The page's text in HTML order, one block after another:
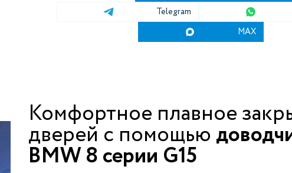
Telegram
MAX
Комфортное плавное
дверей с помощью
BMW 8 серии G15